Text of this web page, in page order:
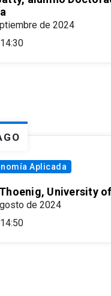
de 2024
Aplicada
University
de 2024